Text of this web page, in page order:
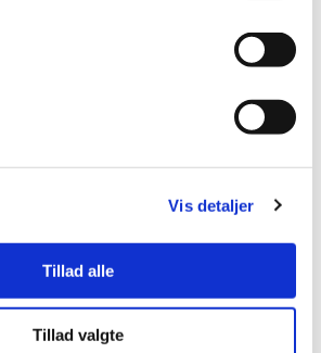
Vis detaljer
Tillad alle
Tillad valgte
Fredag